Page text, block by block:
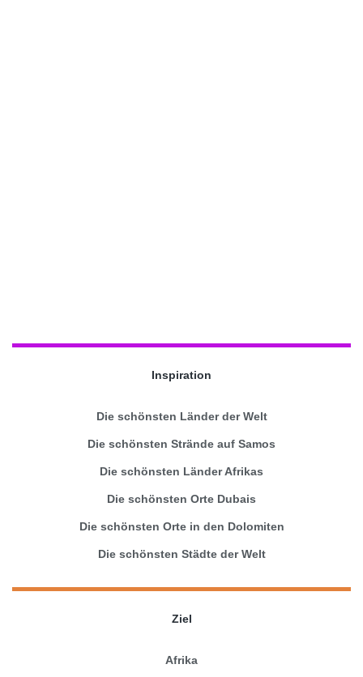
Inspiration
Die schönsten Länder der Welt
Die schönsten Strände auf Samos
Die schönsten Länder Afrikas
Die schönsten Orte Dubais
Die schönsten Orte in den Dolomiten
Die schönsten Städte der Welt
Ziel
Afrika